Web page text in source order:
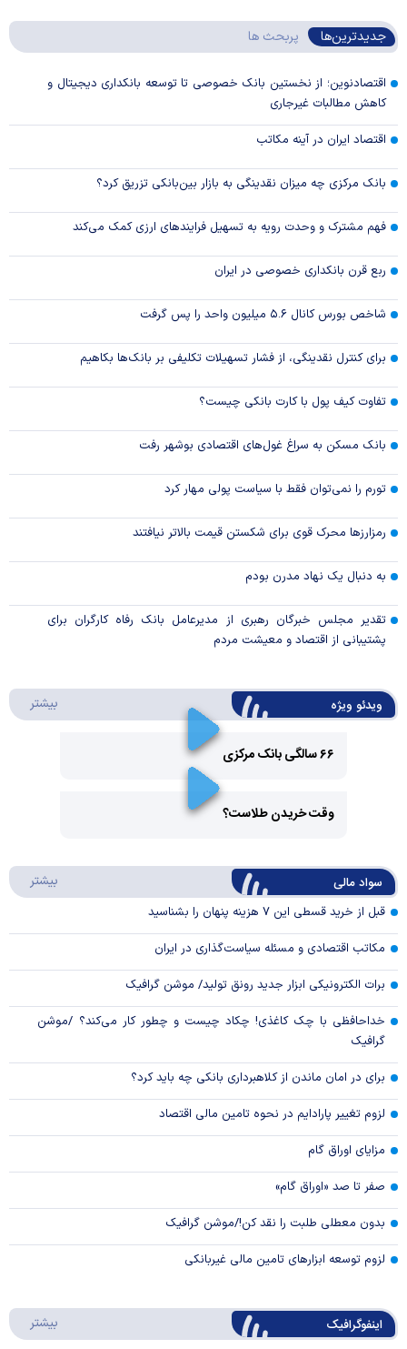
جدیدترین‌ها پربحث ها
اقتصادنوین؛ از نخستین بانک خصوصی تا توسعه بانکداری دیجیتال و
کاهش مطالبات غیرجاری
اقتصاد ایران در آینه مکاتب
بانک مرکزی چه میزان نقدینگی به بازار بین‌بانکی تزریق کرد؟
فهم مشترک و وحدت رویه به تسهیل فرایند‌های ارزی کمک می‌کند
ربع قرن بانکداری خصوصی در ایران
شاخص بورس کانال ۵.۶ میلیون واحد را پس گرفت
برای کنترل نقدینگی، از فشار تسهیلات تکلیفی بر بانک‌ها بکاهیم
تفاوت کیف پول با کارت بانکی چیست؟
بانک مسکن به سراغ غول‌های اقتصادی بوشهر رفت
تورم را نمی‌توان فقط با سیاست پولی مهار کرد
رمزارزها محرک قوی برای شکستن قیمت بالاتر نیافتند
به دنبال یک نهاد مدرن بودم
تقدیر مجلس خبرگان رهبری از مدیرعامل بانک رفاه کارگران برای
پشتیبانی از اقتصاد و معیشت مردم
ویدئو ویژه بیشتر
۶۶ سالگی بانک مرکزی
Video
وقت خریدن طلاست؟
سواد مالی بیشتر
قبل از خرید قسطی این ۷ هزینه پنهان را بشناسید
مکاتب اقتصادی و مسئله سیاست‌گذاری در ایران
برات الکترونیکی ابزار جدید رونق تولید/ موشن گرافیک
خداحافظی با چک کاغذی! چکاد چیست و چطور کار می‌کند؟ /موشن
گرافیک
برای در امان ماندن از کلاهبرداری بانکی چه باید کرد؟
لزوم تغییر پارادایم در نحوه تامین مالی اقتصاد
مزایای اوراق گام
صفر تا صد «اوراق گام»
بدون معطلی طلبت را نقد کن!/موشن گرافیک
لزوم توسعه ابزارهای تامین مالی غیربانکی
اینفوگرافیک بیشتر